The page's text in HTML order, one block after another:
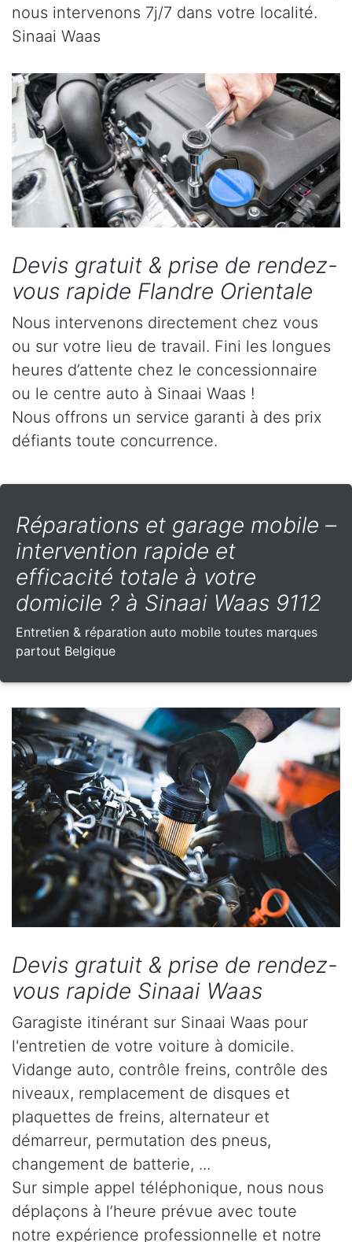
nous intervenons 7j/7 dans votre localité.
Sinaai Waas
Devis gratuit & prise de rendez-
vous rapide Flandre Orientale
Nous intervenons directement chez vous
ou sur votre lieu de travail. Fini les longues
heures d’attente chez le concessionnaire
ou le centre auto à Sinaai Waas !
Nous offrons un service garanti à des prix
défiants toute concurrence.
Réparations et garage mobile –
intervention rapide et
efficacité totale à votre
domicile ? à Sinaai Waas 9112
Entretien & réparation auto mobile toutes marques
partout Belgique
Devis gratuit & prise de rendez-
vous rapide Sinaai Waas
Garagiste itinérant sur Sinaai Waas pour
l'entretien de votre voiture à domicile.
Vidange auto, contrôle freins, contrôle des
niveaux, remplacement de disques et
plaquettes de freins, alternateur et
démarreur, permutation des pneus,
changement de batterie, ...
Sur simple appel téléphonique, nous nous
déplaçons à l’heure prévue avec toute
notre expérience professionnelle et notre